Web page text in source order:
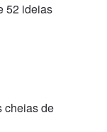
52 ideias
cheias de